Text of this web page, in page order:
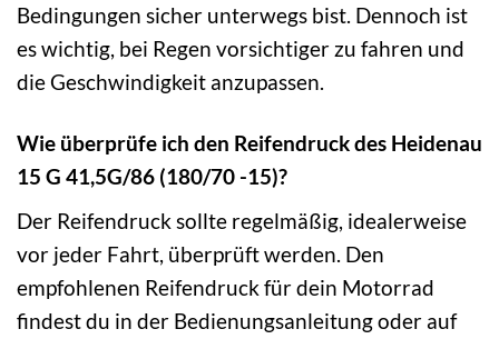
Bedingungen sicher unterwegs bist. Dennoch ist
es wichtig, bei Regen vorsichtiger zu fahren und
die Geschwindigkeit anzupassen.
Wie überprüfe ich den Reifendruck des Heidenau
15 G 41,5G/86 (180/70 -15)?
Der Reifendruck sollte regelmäßig, idealerweise
vor jeder Fahrt, überprüft werden. Den
empfohlenen Reifendruck für dein Motorrad
findest du in der Bedienungsanleitung oder auf